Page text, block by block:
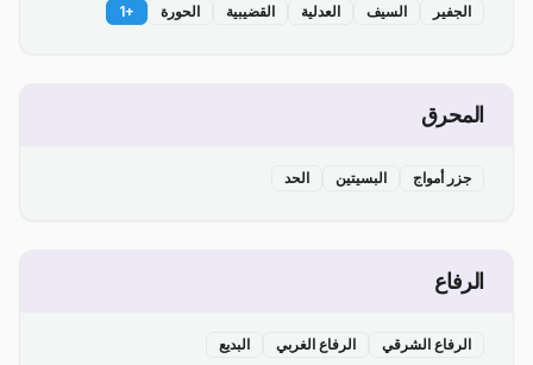
الجفير السيف العدلية القضيبية الحورة +
1
المحرق
جزر أمواج البسيتين الحد
الرفاع
الرفاع الشرقي الرفاع الغربي البديع